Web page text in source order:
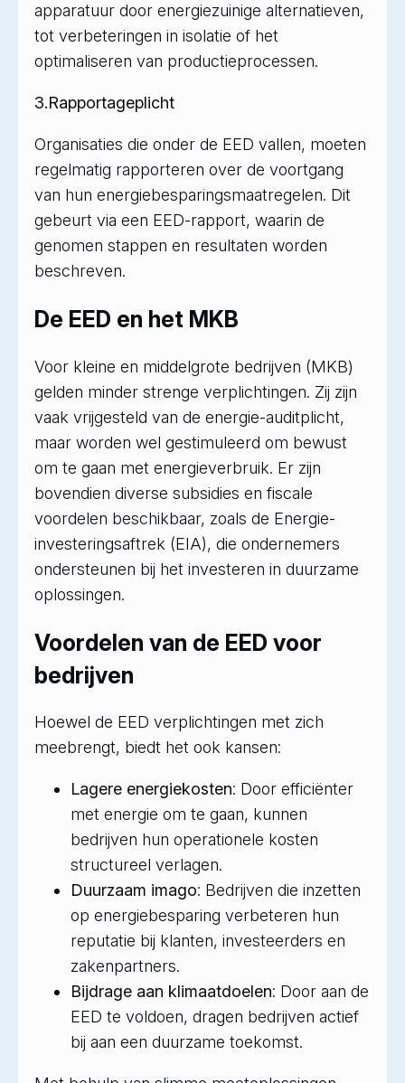
apparatuur door energiezuinige alternatieven,
tot verbeteringen in isolatie of het
optimaliseren van productieprocessen.
3.Rapportageplicht
Organisaties die onder de EED vallen, moeten
regelmatig rapporteren over de voortgang
van hun energiebesparingsmaatregelen. Dit
gebeurt via een EED-rapport, waarin de
genomen stappen en resultaten worden
beschreven.
De EED en het MKB
Voor kleine en middelgrote bedrijven (MKB)
gelden minder strenge verplichtingen. Zij zijn
vaak vrijgesteld van de energie-auditplicht,
maar worden wel gestimuleerd om bewust
om te gaan met energieverbruik. Er zijn
bovendien diverse subsidies en fiscale
voordelen beschikbaar, zoals de Energie-
investeringsaftrek (EIA), die ondernemers
ondersteunen bij het investeren in duurzame
oplossingen.
Voordelen van de EED voor
bedrijven
Hoewel de EED verplichtingen met zich
meebrengt, biedt het ook kansen:
Lagere energiekosten: Door efficiënter
met energie om te gaan, kunnen
bedrijven hun operationele kosten
structureel verlagen.
Duurzaam imago: Bedrijven die inzetten
op energiebesparing verbeteren hun
reputatie bij klanten, investeerders en
zakenpartners.
Bijdrage aan klimaatdoelen: Door aan de
EED te voldoen, dragen bedrijven actief
bij aan een duurzame toekomst.